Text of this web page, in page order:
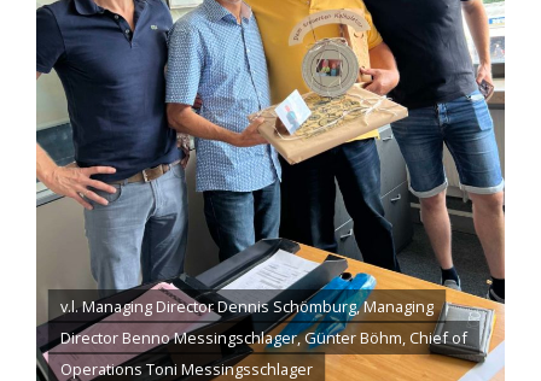
v.l. Managing Director Dennis Schömburg, Managing
Director Benno Messingschlager, Günter Böhm, Chief of
Operations Toni Messingsschlager